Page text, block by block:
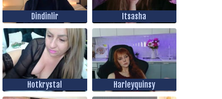
Dindinlir Itsasha
Hotkrystal Harleyquinsy